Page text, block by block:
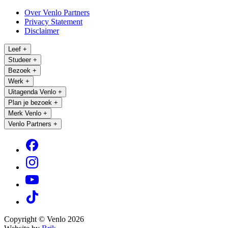
Over Venlo Partners
Privacy Statement
Disclaimer
Leef +
Studeer +
Bezoek +
Werk +
Uitagenda Venlo +
Plan je bezoek +
Merk Venlo +
Venlo Partners +
Copyright © Venlo 2026